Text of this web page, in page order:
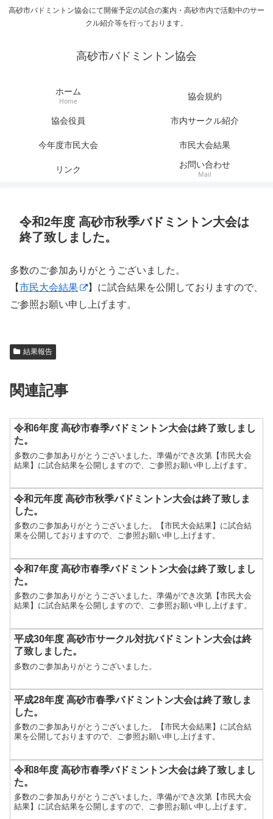
高砂市バドミントン協会にて開催予定の試合の案内・高砂市内で活動中のサー
クル紹介等を行っております。
高砂市バドミントン協会
ホーム
Home 協会規約
協会役員 市内サークル紹介
今年度市民大会 市民大会結果
リンク お問い合わせ
Mail
令和2年度 高砂市秋季バドミントン大会は
終了致しました。
多数のご参加ありがとうございました。
【市民大会結果
】に試合結果を公開しておりますので、
ご参照お願い申し上げます。
結果報告
関連記事
令和6年度 高砂市春季バドミントン大会は終了致しまし
た。
多数のご参加ありがとうございました。準備ができ次第【市民大会
結果】に試合結果を公開しますので、ご参照お願い申し上げます。
令和元年度 高砂市秋季バドミントン大会は終了致しま
した。
多数のご参加ありがとうございました。【市民大会結果】に試合結
果を公開しておりますので、ご参照お願い申し上げます。
令和7年度 高砂市春季バドミントン大会は終了致しまし
た。
多数のご参加ありがとうございました。準備ができ次第【市民大会
結果】に試合結果を公開しますので、ご参照お願い申し上げます。
平成30年度 高砂市サークル対抗バドミントン大会は終
了致しました。
多数のご参加ありがとうございました。
平成28年度 高砂市春季バドミントン大会は終了致しま
した。
多数のご参加ありがとうございました。【市民大会結果】に試合結
果を公開しておりますので、ご参照お願い申し上げます。
令和8年度 高砂市春季バドミントン大会は終了致しまし
た。
多数のご参加ありがとうございました。準備ができ次第【市民大会
結果】に試合結果を公開しますので、ご参照お願い申し上げます。